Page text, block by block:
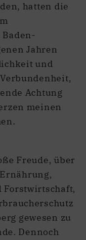
hatten die
Jahren
und
Achtung
meinen
Freude, über
Forstwirtschaft,
gewesen zu
Dennoch